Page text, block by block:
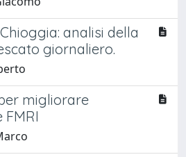
analisi della
giornaliero.
migliorare